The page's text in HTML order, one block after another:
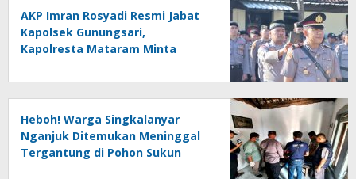
AKP Imran Rosyadi Resmi Jabat
Kapolsek Gunungsari,
Kapolresta Mataram Minta
Heboh! Warga Singkalanyar
Nganjuk Ditemukan Meninggal
Tergantung di Pohon Sukun